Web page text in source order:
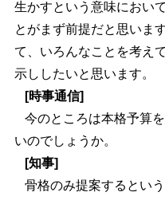
生かすという意味におい
とがまず前提だと思いま
て、いろんなことを考え
示ししたいと思います。
[時事通信]
今のところは本格予算
いのでしょうか。
[知事]
骨格のみ提案するとい